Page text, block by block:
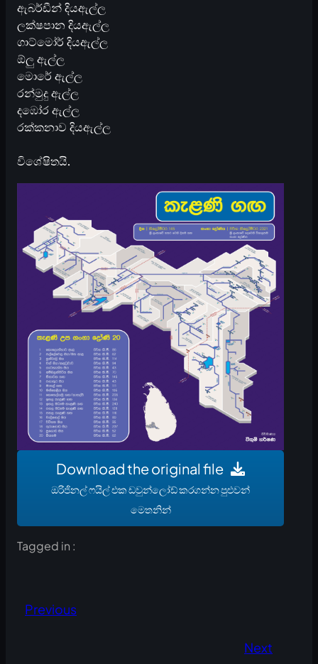
ඇබර්ඩීන් දියඇල්ල
ලක්ෂපාන දියඇල්ල
ගාට්මෝර් දියඇල්ල
ඕලු ඇල්ල
මොරේ ඇල්ල
රන්මුදු ඇල්ල
දඹෝර ඇල්ල
රක්කනාව දියඇල්ල
​විශේෂිතයි.
Download the original file
ඔරිජිනල් ෆයිල් එක ඩවුන්ලෝඩ් කරගන්න පුළුවන්
මෙතනින්
Tagged in :
Previous
Next